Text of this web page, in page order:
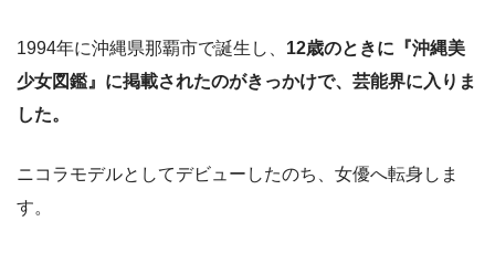
1994年に沖縄県那覇市で誕生し、 12歳のときに『沖縄美
少女図鑑』に掲載されたのがきっかけで、芸能界に入りま
した。
ニコラモデルとしてデビューしたのち、女優へ転身しま
す。